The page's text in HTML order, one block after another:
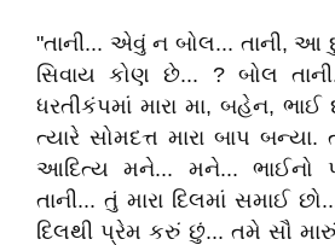
"તાની... એવું ન બોલ... તાની, આ
સિવાય કોણ છે... ? બોલ
ધરતીકંપમાં મારા મા, બહેન, ભાઈ
ત્યારે સોમદત્ત મારા બાપ
આદિત્ય મને... મને...
તાની... તું મારા દિલમાં સમાઈ
દિલથી પ્રેમ કરું છું... તમે સૌ મારું